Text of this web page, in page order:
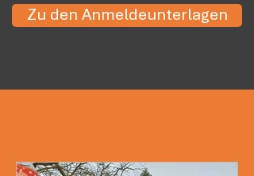
Zu den Anmeldeunterlagen